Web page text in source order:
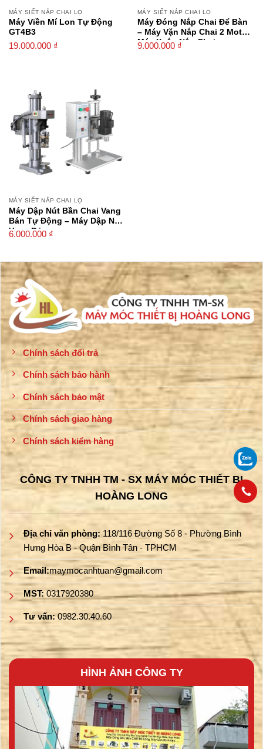
MÁY SIẾT NẮP CHAI LỌ
Máy Viền Mí Lon Tự Động
GT4B3
19.000.000 ₫
MÁY SIẾT NẮP CHAI LỌ
Máy Đóng Nắp Chai Để Bàn
– Máy Vặn Nắp Chai 2 Motor,
Máy Xoắn Nắp Chai
9.000.000 ₫
MÁY SIẾT NẮP CHAI LỌ
Máy Dập Nút Bần Chai Vang
Bán Tự Động – Máy Dập Nắp
Vang Đỏ
6.000.000 ₫
Chính sách đổi trả
Chính sách bảo hành
Chính sách bảo mật
Chính sách giao hàng
Chính sách kiểm hàng
CÔNG TY TNHH TM - SX MÁY MÓC THIẾT BỊ
HOÀNG LONG
Địa chỉ văn phòng: 118/116 Đường Số 8 - Phường Bình
Hưng Hòa B - Quận Bình Tân - TPHCM
Email:maymocanhtuan@gmail.com
MST:0317920380
Tư vấn:0982.30.40.60
HÌNH ẢNH CÔNG TY